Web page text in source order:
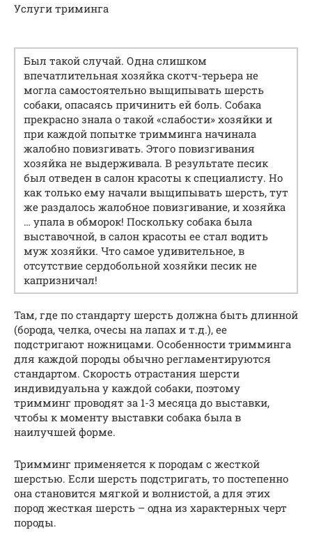
Услуги триминга
Был такой случай. Одна слишком
впечатлительная хозяйка скотч-терьера не
могла самостоятельно выщипывать шерсть
собаки, опасаясь причинить ей боль. Собака
прекрасно знала о такой «слабости» хозяйки и
при каждой попытке тримминга начинала
жалобно повизгивать. Этого повизгивания
хозяйка не выдерживала. В результате песик
был отведен в салон красоты к специалисту. Но
как только ему начали выщипывать шерсть, тут
же раздалось жалобное повизгивание, и хозяйка
… упала в обморок! Поскольку собака была
выставочной, в салон красоты ее стал водить
муж хозяйки. Что самое удивительное, в
отсутствие сердобольной хозяйки песик не
капризничал!
Там, где по стандарту шерсть должна быть длинной
(борода, челка, очесы на лапах и т.д.), ее
подстригают ножницами. Особенности тримминга
для каждой породы обычно регламентируются
стандартом. Скорость отрастания шерсти
индивидуальна у каждой собаки, поэтому
тримминг проводят за 1-3 месяца до выставки,
чтобы к моменту выставки собака была в
наилучшей форме.
Тримминг применяется к породам с жесткой
шерстью. Если шерсть подстригать, то постепенно
она становится мягкой и волнистой, а для этих
пород жесткая шерсть – одна из характерных черт
породы.